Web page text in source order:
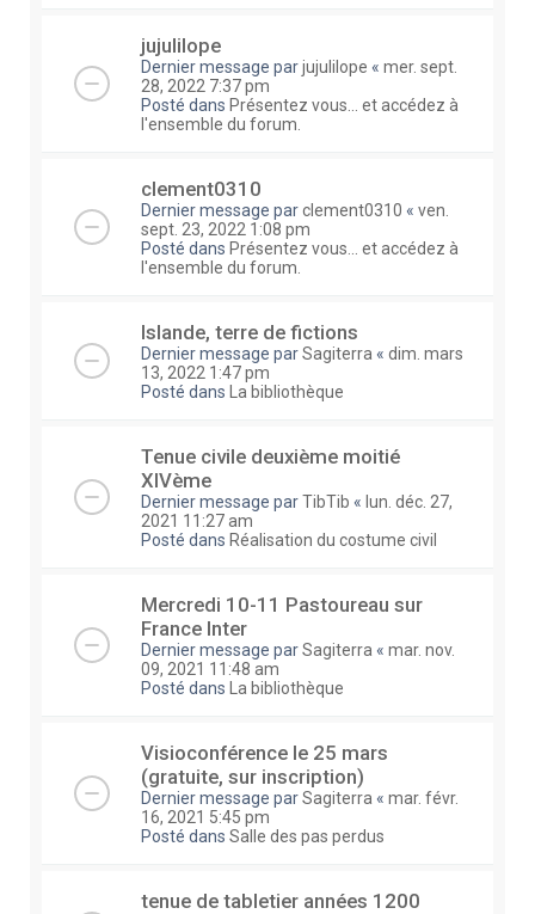
jujulilope
Dernier message parjujulilope « mer. sept.
28, 2022 7:37 pm
Posté dans Présentez vous... et accédez à
l'ensemble du forum.
clement0310
Dernier message parclement0310 « ven.
sept. 23, 2022 1:08 pm
Posté dans Présentez vous... et accédez à
l'ensemble du forum.
Islande, terre de fictions
Dernier message parSagiterra « dim. mars
13, 2022 1:47 pm
Posté dans
La bibliothèque
Tenue civile deuxième moitié
XIVème
Dernier message parTibTib « lun. déc. 27,
2021 11:27 am
Posté dans Réalisation du costume civil
Mercredi 10-11 Pastoureau sur
France Inter
Dernier message parSagiterra « mar. nov.
09, 2021 11:48 am
Posté dans
La bibliothèque
Visioconférence le 25 mars
(gratuite, sur inscription)
Dernier message parSagiterra « mar. févr.
16, 2021 5:45 pm
Posté dans Salle des pas perdus
tenue de tabletier années 1200